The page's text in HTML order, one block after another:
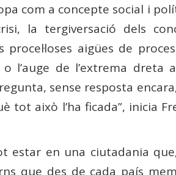
com a concepte social i
la tergiversació dels
aigües de
l’auge de l’extrema dreta
sense resposta
tot això l’ha ficada”, inicia
estar en una ciutadania
que des de cada país